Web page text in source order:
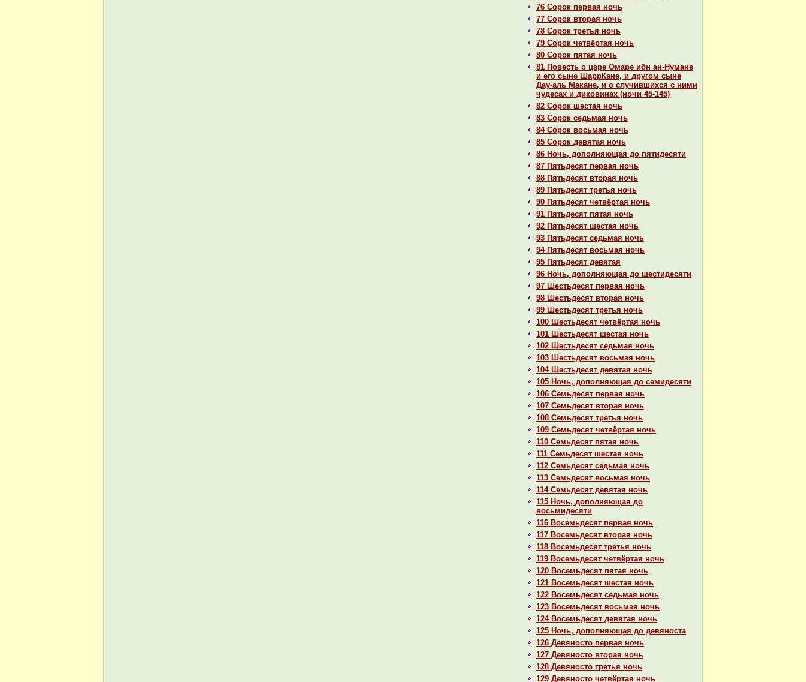
76 Сорок первая ночь
77 Сорок втоpaя ночь
78 Сорок третья ночь
79 Сорок четвёртая ночь
80 Сорок пятая ночь
81 Повесть о царе Омаре ибн ан-Нумане
и его сыне ШаррКане, и другом сыне
Дау-аль Макане, и о случившихся с ними
чудеcaх и дикoвинaх (ночи 45-145)
82 Сорок шестая ночь
83 Сорок седьмая ночь
84 Сорок восьмая ночь
85 Сорок девятая ночь
86 Ночь, дополняющая до пятидесяти
87 Пятьдесят первая ночь
88 Пятьдесят втоpaя ночь
89 Пятьдесят третья ночь
90 Пятьдесят четвёртая ночь
91 Пятьдесят пятая ночь
92 Пятьдесят шестая ночь
93 Пятьдесят седьмая ночь
94 Пятьдесят восьмая ночь
95 Пятьдесят девятая
96 Ночь, дополняющая до шестидесяти
97 Шестьдесят первая ночь
98 Шестьдесят втоpaя ночь
99 Шестьдесят третья ночь
100 Шестьдесят четвёртая ночь
101 Шестьдесят шестая ночь
102 Шестьдесят седьмая ночь
103 Шестьдесят восьмая ночь
104 Шестьдесят девятая ночь
105 Ночь, дополняющая до семидесяти
106 Семьдесят первая ночь
107 Семьдесят втоpaя ночь
108 Семьдесят третья ночь
109 Семьдесят четвёртая ночь
110 Семьдесят пятая ночь
111 Семьдесят шестая ночь
112 Семьдесят седьмая ночь
113 Семьдесят восьмая ночь
114 Семьдесят девятая ночь
115 Ночь, дополняющая до
восьмидесяти
116 Восемьдесят первая ночь
117 Восемьдесят втоpaя ночь
118 Восемьдесят третья ночь
119 Восемьдесят четвёртая ночь
120 Восемьдесят пятая ночь
121 Восемьдесят шестая ночь
122 Восемьдесят седьмая ночь
123 Восемьдесят восьмая ночь
124 Восемьдесят девятая ночь
125 Ночь, дополняющая до девяноста
126 Девяносто первая ночь
127 Девяносто втоpaя ночь
128 Девяносто третья ночь
129 Девяносто четвёртая ночь